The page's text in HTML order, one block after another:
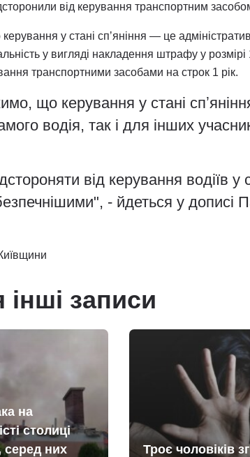
від керування транспортним
у стані спʼяніння — це
у вигляді накладення штрафу у
транспортними засобами на строк 1 рік.
що керування у стані
водія, так і для інших
від керування водіїв у
- йдеться у дописі
інші записи
на
столиці
серед них
Троє чоловіків